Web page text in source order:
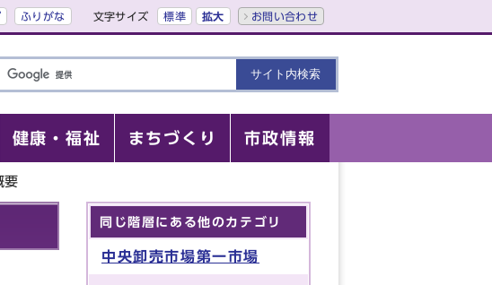
ふりがな 文字サイズ 標準 拡大 お問い合わせ
健康・福祉 まちづくり 市政情報
要
同じ階層にある他のカテゴリ
中央卸売市場第一市場